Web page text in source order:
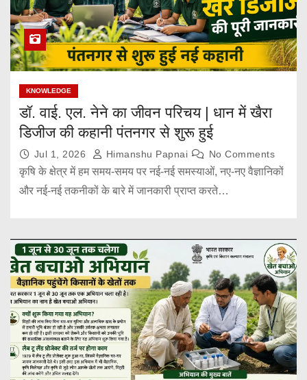
KNOWLEDGE
डॉ. वाई. एल. नेने का जीवन परिचय | धान में खैरा
डिजीज की कहानी पंतनगर से शुरू हुई
Jul 1, 2026 Himanshu Papnai No Comments
कृषि के क्षेत्र में हम समय-समय पर नई-नई समस्याओं, नए-नए वैज्ञानिकों
और नई-नई तकनीकों के बारे में जानकारी प्राप्त करते…